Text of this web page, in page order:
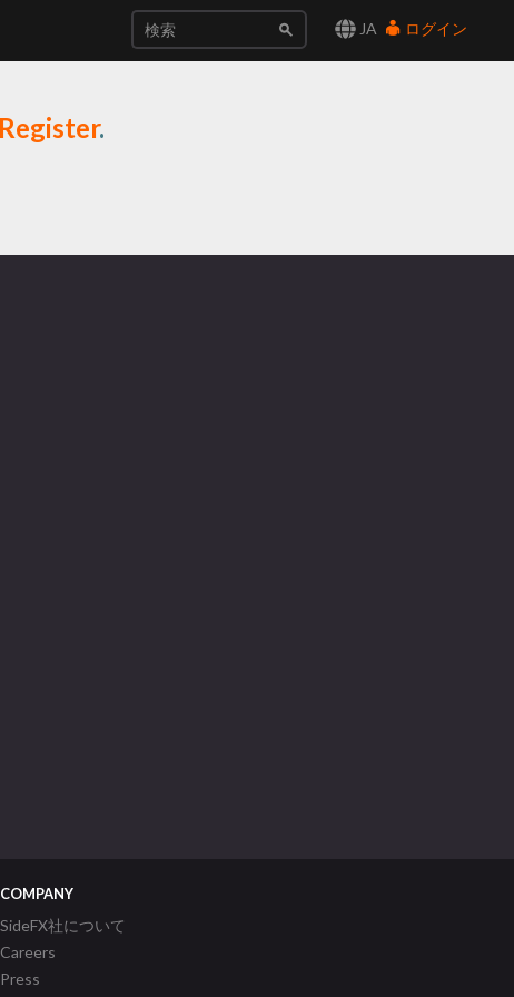
JA ログイン
Register.
COMPANY
SideFX社について
Careers
Press